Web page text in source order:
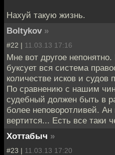
Нахуй такую жизнь.
Boltykov »
#22 | 11.03.13 17:16
Мне вот другое
буксует вся система
количестве исков и судов
По сравнению с нашим
судебный должен быть в
более неповоротливей. Ан
вертится... Есть все таки
Хоттабыч »
#23 | 11.03.13 17:20